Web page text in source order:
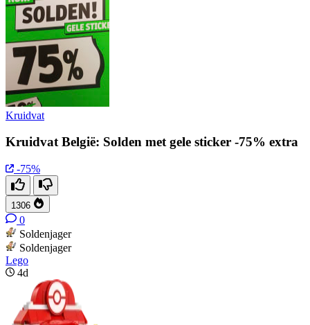
Kruidvat
Kruidvat België: Solden met gele sticker -75% extra
-75%
1306
0
Soldenjager
Soldenjager
Lego
4d